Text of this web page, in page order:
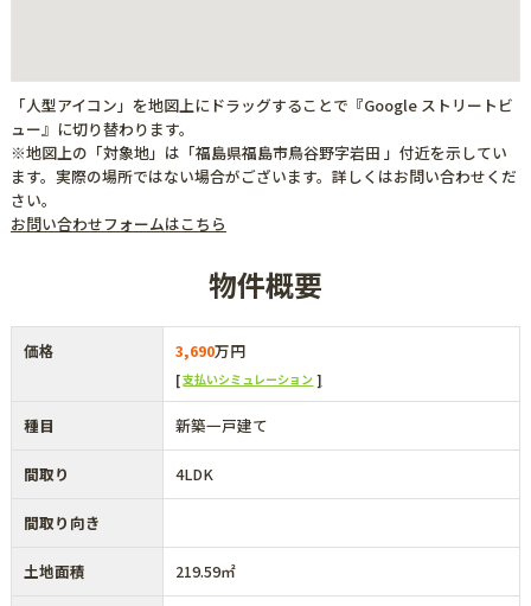
「人型アイコン」を地図上にドラッグすることで『Google ストリートビ
ュー』に切り替わります。
※地図上の「対象地」は「福島県福島市鳥谷野字岩田 」付近を示してい
ます。実際の場所ではない場合がございます。詳しくはお問い合わせくだ
さい。
お問い合わせフォームはこちら
物件概要
価格 3,690万円
支払いシミュレーション
種目 新築一戸建て
間取り 4LDK
間取り向き
土地面積 219.59㎡